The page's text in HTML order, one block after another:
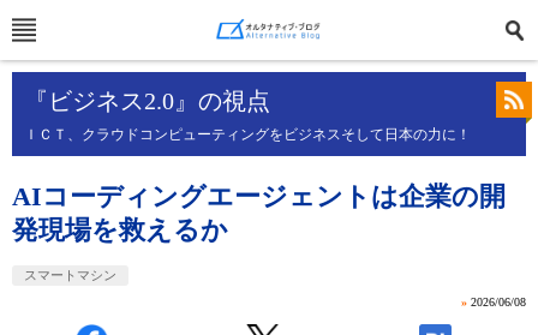
『ビジネス2.0』の視点
ＩＣＴ、クラウドコンピューティングをビジネスそして日本の力に！
AIコーディングエージェントは企業の開
発現場を救えるか
スマートマシン
» 2026/06/08